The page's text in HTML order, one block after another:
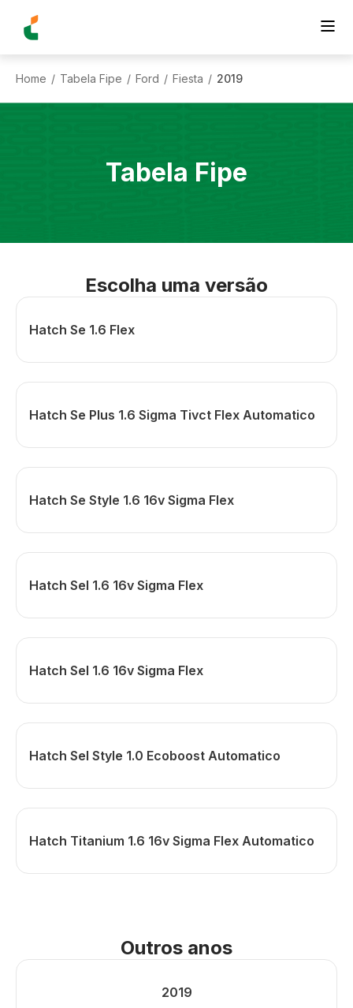
Home / Tabela Fipe / Ford / Fiesta / 2019
Tabela Fipe
Escolha uma versão
Hatch Se 1.6 Flex
Hatch Se Plus 1.6 Sigma Tivct Flex Automatico
Hatch Se Style 1.6 16v Sigma Flex
Hatch Sel 1.6 16v Sigma Flex
Hatch Sel 1.6 16v Sigma Flex
Hatch Sel Style 1.0 Ecoboost Automatico
Hatch Titanium 1.6 16v Sigma Flex Automatico
Outros anos
2019